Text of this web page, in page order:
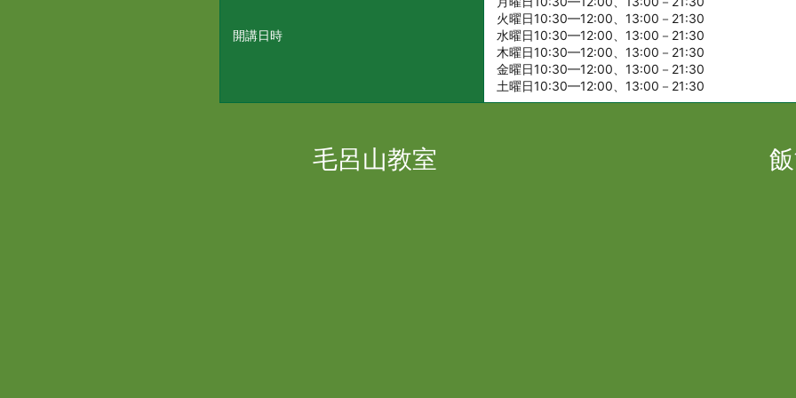
開講日時
火曜日10:30—12:00、13:00－21:30
水曜日10:30—12:00、13:00－21:30
木曜日10:30—12:00、13:00－21:30
金曜日10:30—12:00、13:00－21:30
土曜日10:30—12:00、13:00－21:30
毛呂山教室